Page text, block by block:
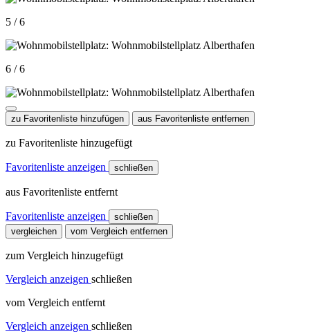
5 / 6
6 / 6
zu Favoritenliste hinzufügen aus Favoritenliste entfernen
zu Favoritenliste hinzugefügt
Favoritenliste anzeigen schließen
aus Favoritenliste entfernt
Favoritenliste anzeigen
schließen
vergleichen
vom Vergleich entfernen
zum Vergleich hinzugefügt
Vergleich anzeigen schließen
vom Vergleich entfernt
Vergleich anzeigen schließen